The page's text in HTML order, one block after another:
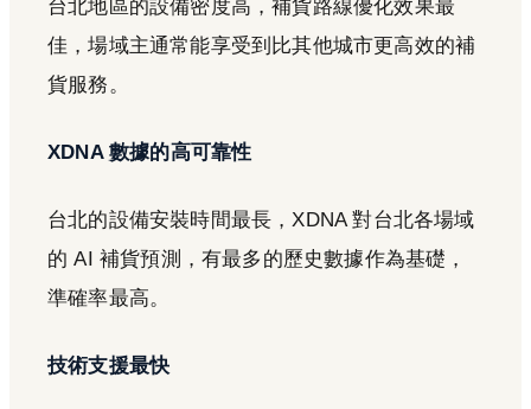
台北地區的設備密度高，補貨路線優化效果最
佳，場域主通常能享受到比其他城市更高效的補
貨服務。
XDNA 數據的高可靠性
台北的設備安裝時間最長，XDNA 對台北各場域
的 AI 補貨預測，有最多的歷史數據作為基礎，
準確率最高。
技術支援最快